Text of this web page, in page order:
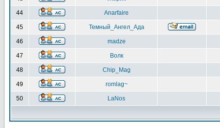
44 Anarfaire
45 Темный_Ангел_Ада
46 madze
47 Волк
48 Chip_Mag
49 romlag~
50 LaNos